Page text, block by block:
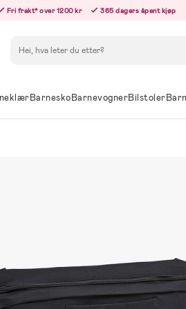
Fri frakt* over 1200 kr 365 dagers åpent kjøp
BarneskoBarnevognerBilstoler